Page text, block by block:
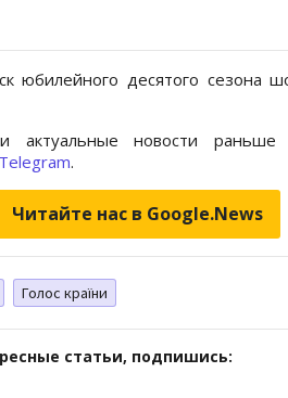
юбилейного десятого сезона
новости раньше
Telegram.
Читайте нас в Google.News
Голос країни
статьи, подпишись: